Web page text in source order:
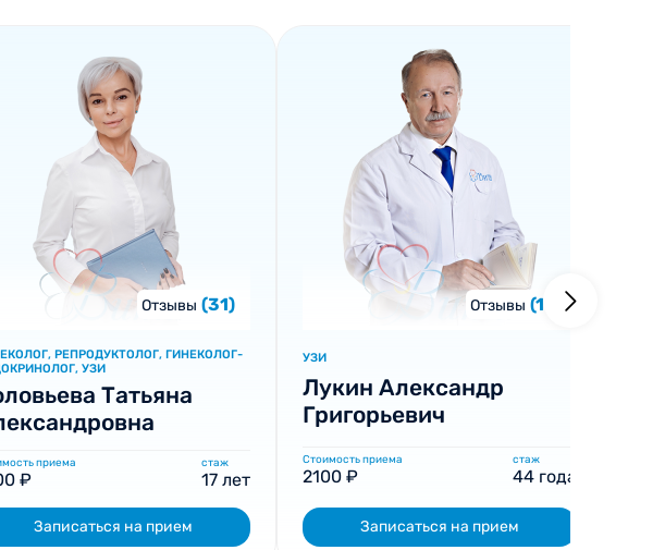
Отзывы (31)
РЕПРОДУКТОЛОГ, ГИНЕКОЛОГ-
УЗИ
Татьяна
приема
₽
стаж
17 лет
Записаться на прием
Отзывы (15)
УЗИ
Лукин Александр
Григорьевич
Стоимость приема
2100 ₽
стаж
44 года
Записаться на прием